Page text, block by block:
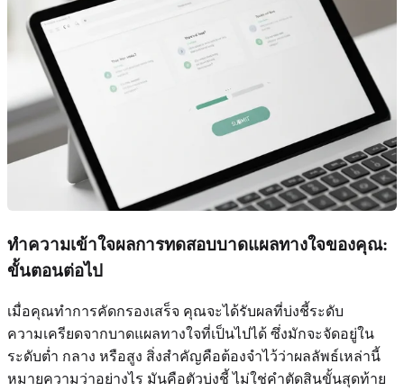
ทำความเข้าใจผลการทดสอบบาดแผลทางใจของคุณ:
ขั้นตอนต่อไป
เมื่อคุณทำการคัดกรองเสร็จ คุณจะได้รับผลที่บ่งชี้ระดับ
ความเครียดจากบาดแผลทางใจที่เป็นไปได้ ซึ่งมักจะจัดอยู่ใน
ระดับต่ำ กลาง หรือสูง สิ่งสำคัญคือต้องจำไว้ว่าผลลัพธ์เหล่านี้
หมายความว่าอย่างไร มันคือตัวบ่งชี้ ไม่ใช่คำตัดสินขั้นสุดท้าย